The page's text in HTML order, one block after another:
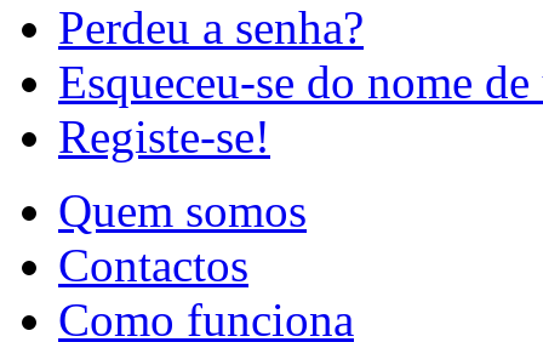
Perdeu a senha?
Esqueceu-se do nome
Registe-se!
Quem somos
Contactos
Como funciona